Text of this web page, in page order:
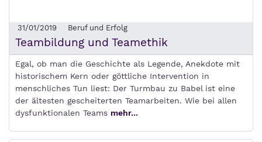
31/01/2019 Beruf und Erfolg
Teambildung und Teamethik
Egal, ob man die Geschichte als Legende, Anekdote mit
historischem Kern oder göttliche Intervention in
menschliches Tun liest: Der Turmbau zu Babel ist eine
der ältesten gescheiterten Teamarbeiten. Wie bei allen
dysfunktionalen Teams mehr...